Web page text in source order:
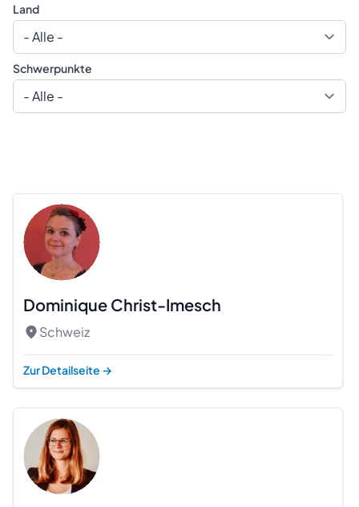
Land
Schwerpunkte
Dominique Christ-Imesch
Schweiz
Zur Detailseite →